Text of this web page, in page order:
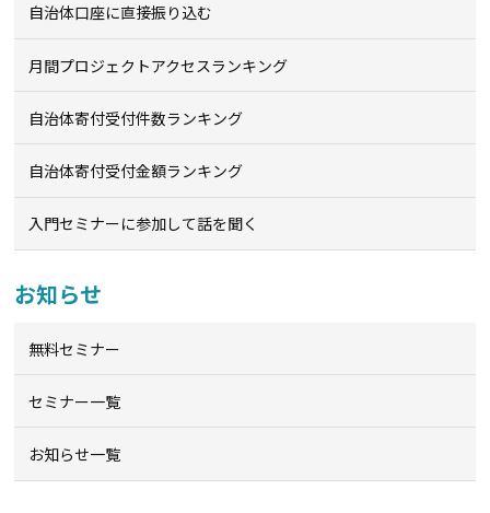
自治体口座に直接振り込む
月間プロジェクトアクセスランキング
自治体寄付受付件数ランキング
自治体寄付受付金額ランキング
入門セミナーに参加して話を聞く
お知らせ
無料セミナー
セミナー一覧
お知らせ一覧